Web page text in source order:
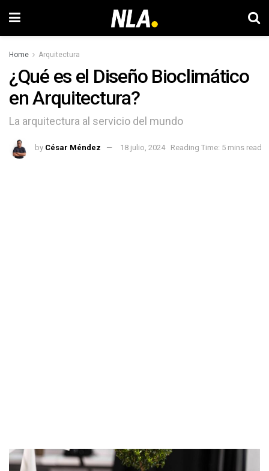
Home Arquitectura
¿Qué es el Diseño Bioclimático
en Arquitectura?
La arquitectura al servicio del mundo
by César Méndez 18 julio, 2024 Reading Time: 5 mins read